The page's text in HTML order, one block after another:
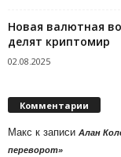
Новая валютная
делят криптомир
02.08.2025
Комментарии
Макс к записи Алан
переворот»